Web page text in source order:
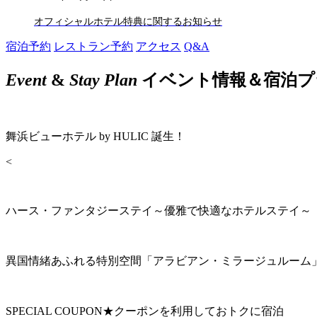
オフィシャルホテル特典に関するお知らせ
宿泊予約 レストラン予約 アクセス Q&A
Event& Stay Plan イベント情報＆宿泊
舞浜ビューホテル by HULIC 誕生！
<
ハース・ファンタジーステイ～優雅で快適なホテルステイ～
異国情緒あふれる特別空間「アラビアン・ミラージュルーム
SPECIAL COUPON★クーポンを利用しておトクに宿泊